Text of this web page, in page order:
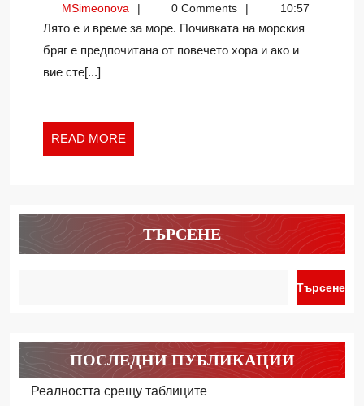
КУРОРТИ
У
НАС
MSimeonovaMSimeonova0 Comments 10:57
Лято е и време за море. Почивката на морския
бряг е предпочитана от повечето хора и ако и
вие сте[...]
READ MORE
MORE
ТЪРСЕНЕ
Търсене
ПОСЛЕДНИ ПУБЛИКАЦИИ
Реалността срещу таблиците